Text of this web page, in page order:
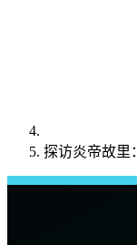
探访炎帝故里